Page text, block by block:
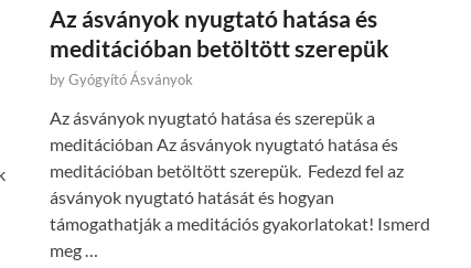
Az ásványok nyugtató hatása és
meditációban betöltött szerepük
byGyógyító Ásványok
Az ásványok nyugtató hatása és szerepük a
meditációban Az ásványok nyugtató hatása és
meditációban betöltött szerepük. Fedezd fel az
ásványok nyugtató hatását és hogyan
támogathatják a meditációs gyakorlatokat! Ismerd
meg …